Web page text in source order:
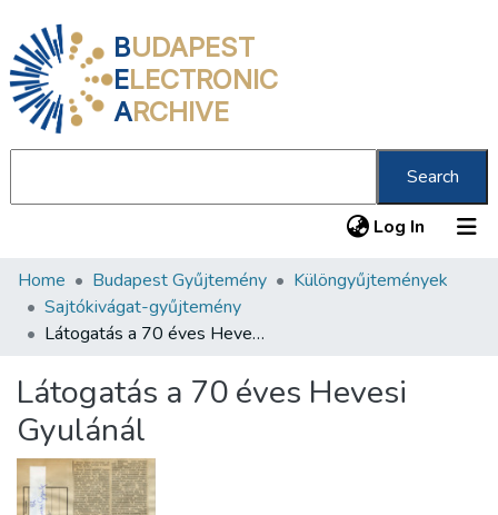
BUDAPEST
ELECTRONIC
ARCHIVE
Search
Log In (current)
Communities & Collections
All of DSpace
About us
Home Budapest Gyűjtemény
Különgyűjtemények
Sajtókivágat-gyűjtemény
Látogatás a 70 éves Hevesi Gyulánál
Látogatás a 70 éves Hevesi
Gyulánál